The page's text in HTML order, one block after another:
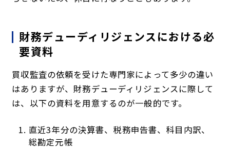
財務デューディリジェンスにおける必
要資料
買収監査の依頼を受けた専門家によって多少の違い
はありますが、財務デューディリジェンスに際して
は、以下の資料を用意するのが一般的です。
直近3年分の決算書、税務申告書、科目内訳、
総勘定元帳